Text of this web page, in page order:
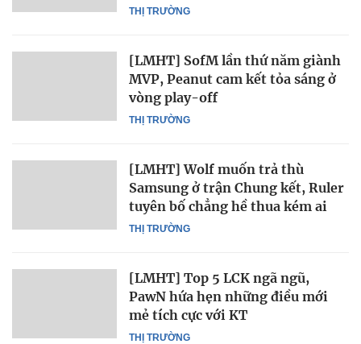
THỊ TRƯỜNG
THỊ TRƯỜNG
[LMHT] SofM lần thứ năm giành
MVP, Peanut cam kết tỏa sáng ở
vòng play-off
THỊ TRƯỜNG
[LMHT] Wolf muốn trả thù
Samsung ở trận Chung kết, Ruler
tuyên bố chẳng hề thua kém ai
THỊ TRƯỜNG
[LMHT] Top 5 LCK ngã ngũ,
PawN hứa hẹn những điều mới
mẻ tích cực với KT